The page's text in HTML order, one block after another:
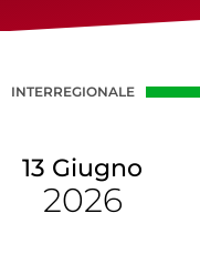
News
Atleti
Atleti Combattimento
INTERREGIONALE
13 Giugno
2026